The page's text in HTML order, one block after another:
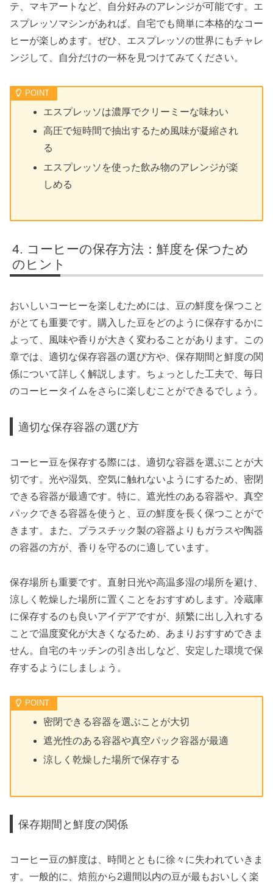
テ、マキアートなど、自分好みのアレンジが可能です。エ
スプレッソマシンがあれば、自宅でも簡単に本格的なコー
ヒーが楽しめます。ぜひ、エスプレッソの世界にもチャレ
ンジして、自分だけの一杯を見つけてみてください。
エスプレッソは濃厚でクリーミーな味わい
高圧で短時間で抽出するため風味が凝縮され
る
エスプレッソを使った飲み物のアレンジが楽
しめる
コーヒーの保存方法：鮮度を保つため
のヒント
おいしいコーヒーを楽しむためには、豆の鮮度を保つこと
がとても重要です。購入した豆をどのように保存するかに
よって、風味や香りが大きく変わることがあります。この
章では、適切な保存容器の選び方や、保存期間と鮮度の関
係について詳しく解説します。ちょっとした工夫で、毎日
のコーヒータイムをさらに楽しむことができるでしょう。
適切な保存容器の選び方
コーヒー豆を保存する際には、適切な容器を選ぶことが大
切です。光や湿気、空気に触れないようにするため、密閉
できる容器が最適です。特に、遮光性のある容器や、真空
パックできる容器を使うと、豆の鮮度を長く保つことがで
きます。また、プラスチック製の容器よりもガラスや陶器
の容器の方が、香りを守るのに適しています。
保存場所も重要です。直射日光や高温多湿の場所を避け、
涼しく乾燥した場所に置くことをおすすめします。冷蔵庫
に保存するのも良いアイデアですが、頻繁に出し入れする
ことで温度変化が大きくなるため、あまりおすすめできま
せん。自宅のキッチンの引き出しなど、安定した環境で保
存するようにしましょう。
密閉できる容器を選ぶことが大切
遮光性のある容器や真空パック容器が最適
涼しく乾燥した場所で保存する
保存期間と鮮度の関係
コーヒー豆の鮮度は、時間とともに徐々に失われていきま
す。一般的に、焙煎から2週間以内の豆が最もおいしく楽